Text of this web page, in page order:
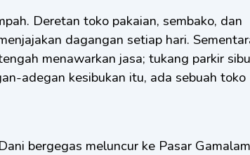
Deretan toko pakaian, sembako, dan
dagangan setiap hari.
menawarkan jasa; tukang parkir
adegan kesibukan itu, ada sebuah toko
bergegas meluncur ke Pasar